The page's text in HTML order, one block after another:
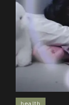
health